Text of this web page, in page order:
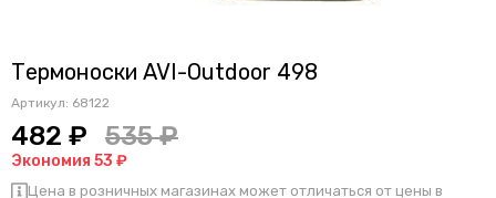
Термоноски AVI-Outdoor 498
Артикул: 68122
482 ₽ 535 ₽
Экономия 53 ₽
Цена в розничных магазинах может отличаться от цены в